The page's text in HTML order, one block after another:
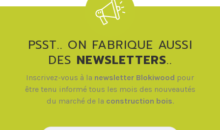
PSST.. ON FABRIQUE AUSSI
DES NEWSLETTERS..
Inscrivez-vous à la newsletter Blokiwood pour
être tenu informé tous les mois des nouveautés
du marché de la construction bois.